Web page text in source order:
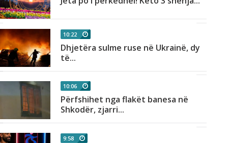
10:22
Dhjetëra sulme ruse në Ukrainë, dy
të...
10:06
Përfshihet nga flakët banesa në
Shkodër, zjarri...
9:58